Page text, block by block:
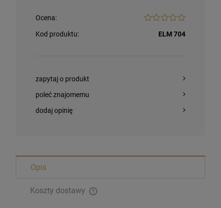
26,00 zł
Ocena:
Kod produktu: ELM 704
zapytaj o produkt
poleć znajomemu
dodaj opinię
Opis
Koszty dostawy